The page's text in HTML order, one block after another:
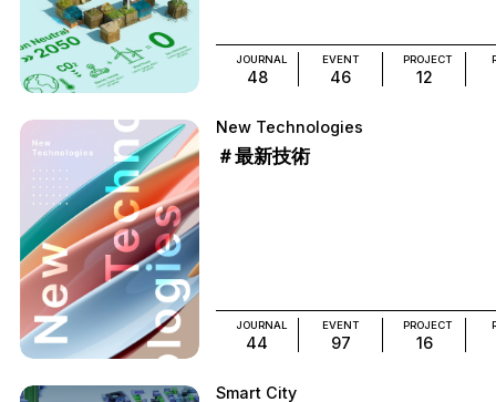
JOURNAL
48
EVENT
46
PROJECT
12
New Technologies
＃最新技術
JOURNAL
44
EVENT
97
PROJECT
16
Smart City